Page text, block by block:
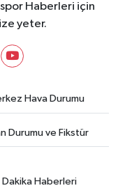
Haberleri için
yeter.
Hava Durumu
Durumu ve Fikstür
Dakika Haberleri